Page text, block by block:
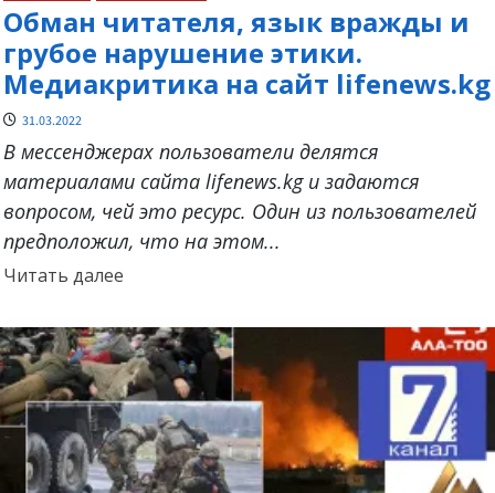
Обман читателя, язык вражды и
грубое нарушение этики.
Медиакритика на сайт lifenews.kg
31.03.2022
В мессенджерах пользователи делятся
материалами сайта lifenews.kg и задаются
вопросом, чей это ресурс. Один из пользователей
предположил, что на этом...
Читать далееПрочитать
о